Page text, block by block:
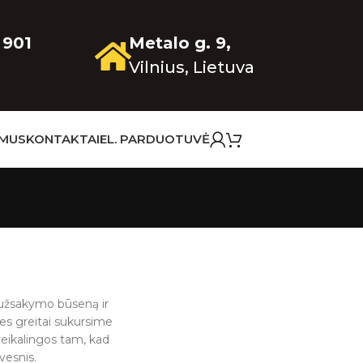
Metalo g. 9,
Vilnius, Lietuva
KONTAKTAIEL. PARDUOTUVĖ
būseną ir
greitai sukursime
tam, kad